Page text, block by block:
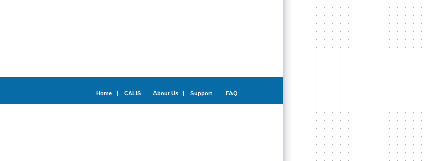
Home| CALIS| About Us| Support| FAQ